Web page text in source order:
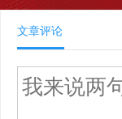
文章评论